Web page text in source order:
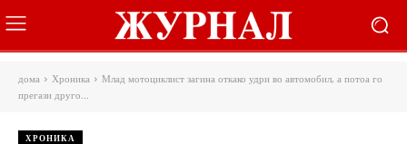
дома Хроника
Млад мотоциклист загина откако удри во автомобил, а потоа го
прегази друго...
ХРОНИКА